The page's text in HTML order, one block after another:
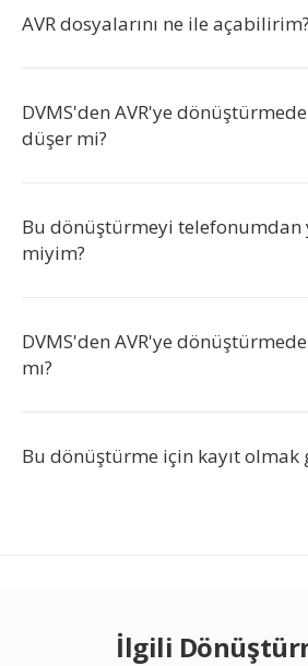
AVR dosyalarını ne ile açabilirim?
DVMS'den AVR'ye
düşer mi?
Bu dönüştürmeyi
miyim?
DVMS'den AVR'ye
mı?
Bu dönüştürme için kayıt olmak
İlgili